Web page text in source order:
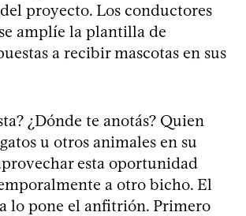
proyecto. Los conductores
amplíe la plantilla de
a recibir mascotas en sus
¿Dónde te anotás? Quien
u otros animales en su
esta oportunidad
a otro bicho. El
lo pone el anfitrión. Primero